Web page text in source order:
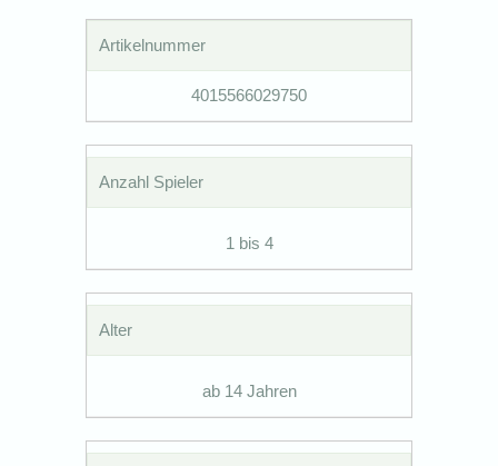
Artikelnummer
4015566029750
Anzahl Spieler
1 bis 4
Alter
ab 14 Jahren